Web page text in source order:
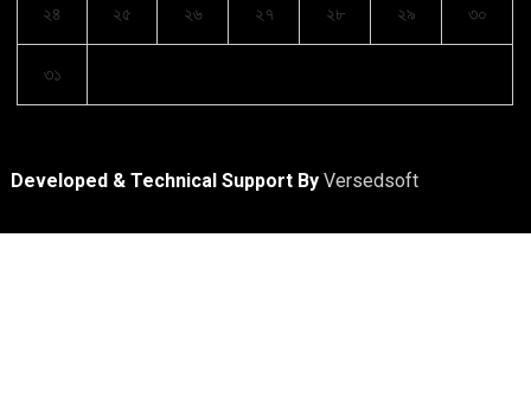
২৪ ২৫ ২৬ ২৭ ২৮ ২৯ ৩০
৩১
Developed & Technical Support ByVersedsoft